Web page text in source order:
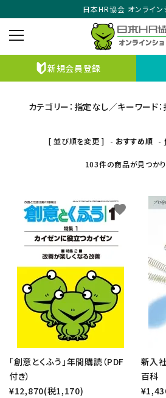
日本HR協会 オンライン
新規会員登録
カテゴリー：指定なし／キーワード
[ 並び順を変更 ] - おすすめ順 -
103件の商品が見つか
「創意とくふう」年間購読（PDF
付き）
¥12,870(税1,170)
favorite
新入
百科